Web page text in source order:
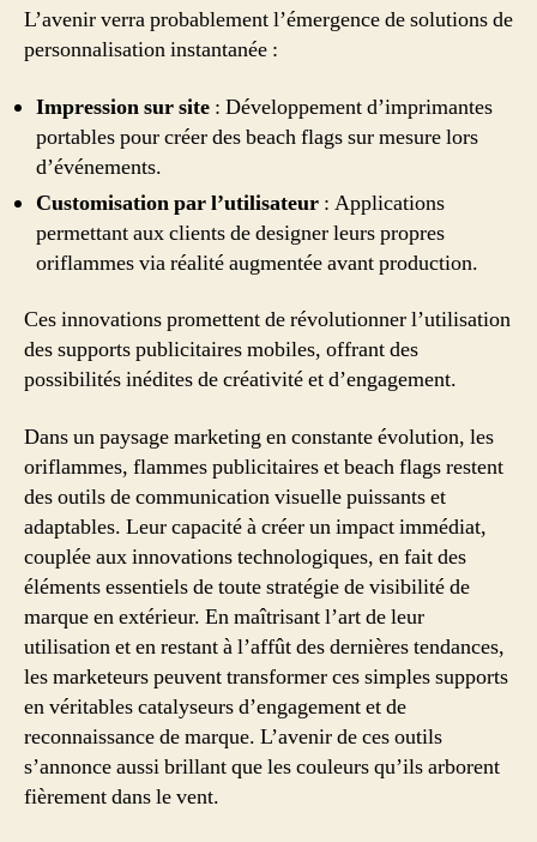
L’avenir verra probablement l’émergence de solutions de
personnalisation instantanée :
Impression sur site : Développement d’imprimantes
portables pour créer des beach flags sur mesure lors
d’événements.
Customisation par l’utilisateur : Applications
permettant aux clients de designer leurs propres
oriflammes via réalité augmentée avant production.
Ces innovations promettent de révolutionner l’utilisation
des supports publicitaires mobiles, offrant des
possibilités inédites de créativité et d’engagement.
Dans un paysage marketing en constante évolution, les
oriflammes, flammes publicitaires et beach flags restent
des outils de communication visuelle puissants et
adaptables. Leur capacité à créer un impact immédiat,
couplée aux innovations technologiques, en fait des
éléments essentiels de toute stratégie de visibilité de
marque en extérieur. En maîtrisant l’art de leur
utilisation et en restant à l’affût des dernières tendances,
les marketeurs peuvent transformer ces simples supports
en véritables catalyseurs d’engagement et de
reconnaissance de marque. L’avenir de ces outils
s’annonce aussi brillant que les couleurs qu’ils arborent
fièrement dans le vent.